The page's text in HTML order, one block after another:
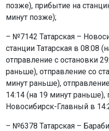
позже), прибытие на
минут позже);
– №7142 Татарская –
станции Татарская в 08:08
отправление с остановки
раньше), отправление со
минут раньше),
14:14 (на 19 минут
Новосибирск-Главный в
– №6378 Татарская –